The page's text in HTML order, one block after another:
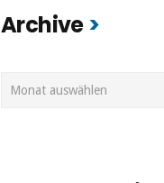
Archive